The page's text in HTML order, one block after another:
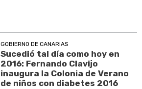
GOBIERNO DE CANARIAS
Sucedió tal día como hoy en
2016: Fernando Clavijo
inaugura la Colonia de Verano
de niños con diabetes 2016